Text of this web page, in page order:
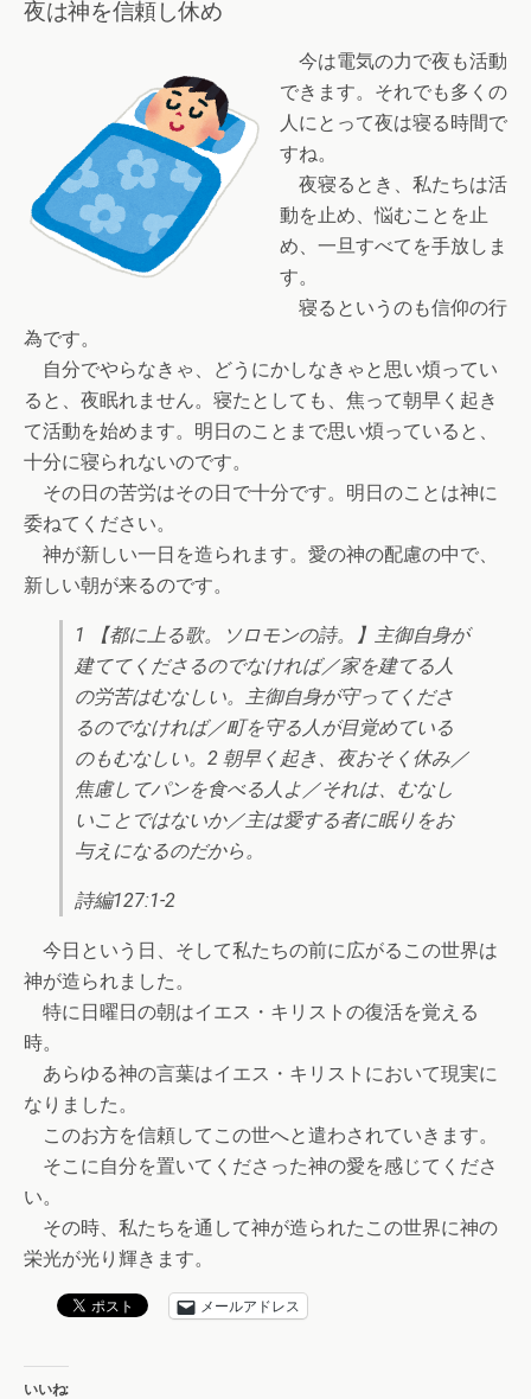
夜は神を信頼し休め
今は電気の力で夜も活動
できます。それでも多くの
人にとって夜は寝る時間で
すね。
夜寝るとき、私たちは活
動を止め、悩むことを止
め、一旦すべてを手放しま
す。
寝るというのも信仰の行
為です。
自分でやらなきゃ、どうにかしなきゃと思い煩ってい
ると、夜眠れません。寝たとしても、焦って朝早く起き
て活動を始めます。明日のことまで思い煩っていると、
十分に寝られないのです。
その日の苦労はその日で十分です。明日のことは神に
委ねてください。
神が新しい一日を造られます。愛の神の配慮の中で、
新しい朝が来るのです。
1 【都に上る歌。ソロモンの詩。】主御自身が
建ててくださるのでなければ／家を建てる人
の労苦はむなしい。主御自身が守ってくださ
るのでなければ／町を守る人が目覚めている
のもむなしい。2 朝早く起き、夜おそく休み／
焦慮してパンを食べる人よ／それは、むなし
いことではないか／主は愛する者に眠りをお
与えになるのだから。
詩編127:1-2
今日という日、そして私たちの前に広がるこの世界は
神が造られました。
特に日曜日の朝はイエス・キリストの復活を覚える
時。
あらゆる神の言葉はイエス・キリストにおいて現実に
なりました。
このお方を信頼してこの世へと遣わされていきます。
そこに自分を置いてくださった神の愛を感じてくださ
い。
その時、私たちを通して神が造られたこの世界に神の
栄光が光り輝きます。
メールアドレス
いいね: